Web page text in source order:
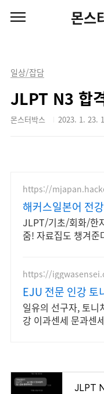
몬스
일상/잡담
JLPT N3 합
몬스터박스 2023. 1. 23.
https://
해커스일본어 전
JLPT/기초/회화/한
줌! 자료집도 챙겨준
https://
EJU 전문 인강 토
일유의 선구자, 토니
강 이과센세 문과센세
JLPT